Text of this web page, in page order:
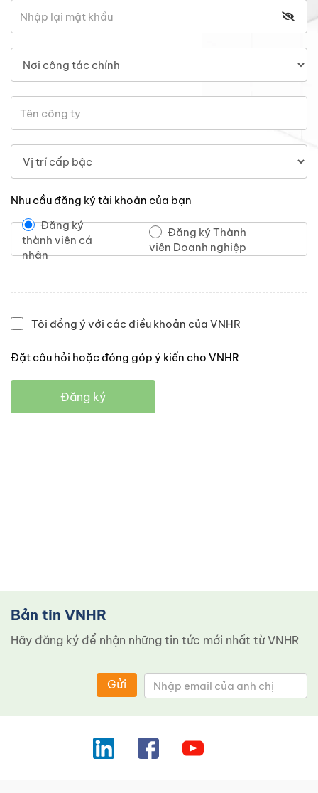
Nhu cầu đăng ký tài khoản của bạn
Đăng ký
thành viên cá
nhân
Đăng ký Thành
viên Doanh nghiệp
Tôi đồng ý với các điều khoản của VNHR
Đặt câu hỏi hoặc đóng góp ý kiến cho VNHR
Đăng ký
Bản tin VNHR
Hãy đăng ký để nhận những tin tức mới nhất từ ​​VNHR
Gửi